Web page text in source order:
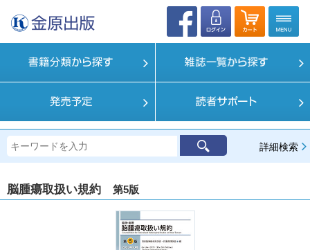
詳細検索
脳腫瘍取扱い規約 第5版